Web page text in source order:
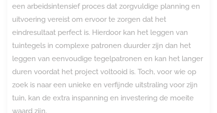
een arbeidsintensief proces dat zorgvuldige planning en
uitvoering vereist om ervoor te zorgen dat het
eindresultaat perfect is. Hierdoor kan het leggen van
tuintegels in complexe patronen duurder zijn dan het
leggen van eenvoudige tegelpatronen en kan het langer
duren voordat het project voltooid is. Toch, voor wie op
zoek is naar een unieke en verfijnde uitstraling voor zijn
tuin, kan de extra inspanning en investering de moeite
waard zijn.